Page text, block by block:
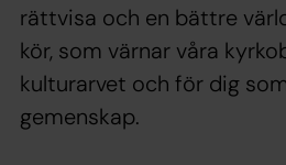
rättvisa och en bättre
kör, som värnar våra
kulturarvet och för dig
gemenskap.